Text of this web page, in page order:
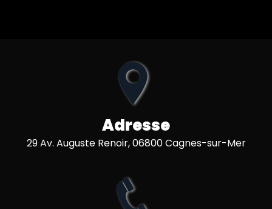
Adresse
29 Av. Auguste Renoir, 06800 Cagnes-sur-Mer